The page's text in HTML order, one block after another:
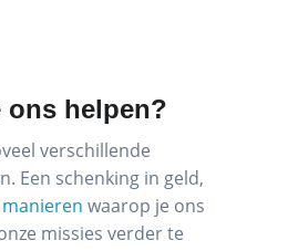
ons helpen?
verschillende
Een schenking in geld,
waarop je ons
missies verder te